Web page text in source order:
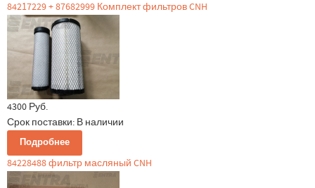
84217229 + 87682999 Комплект фильтров CNH
4300 Руб.
Срок поставки: В наличии
Подробнее
84228488 фильтр масляный CNH